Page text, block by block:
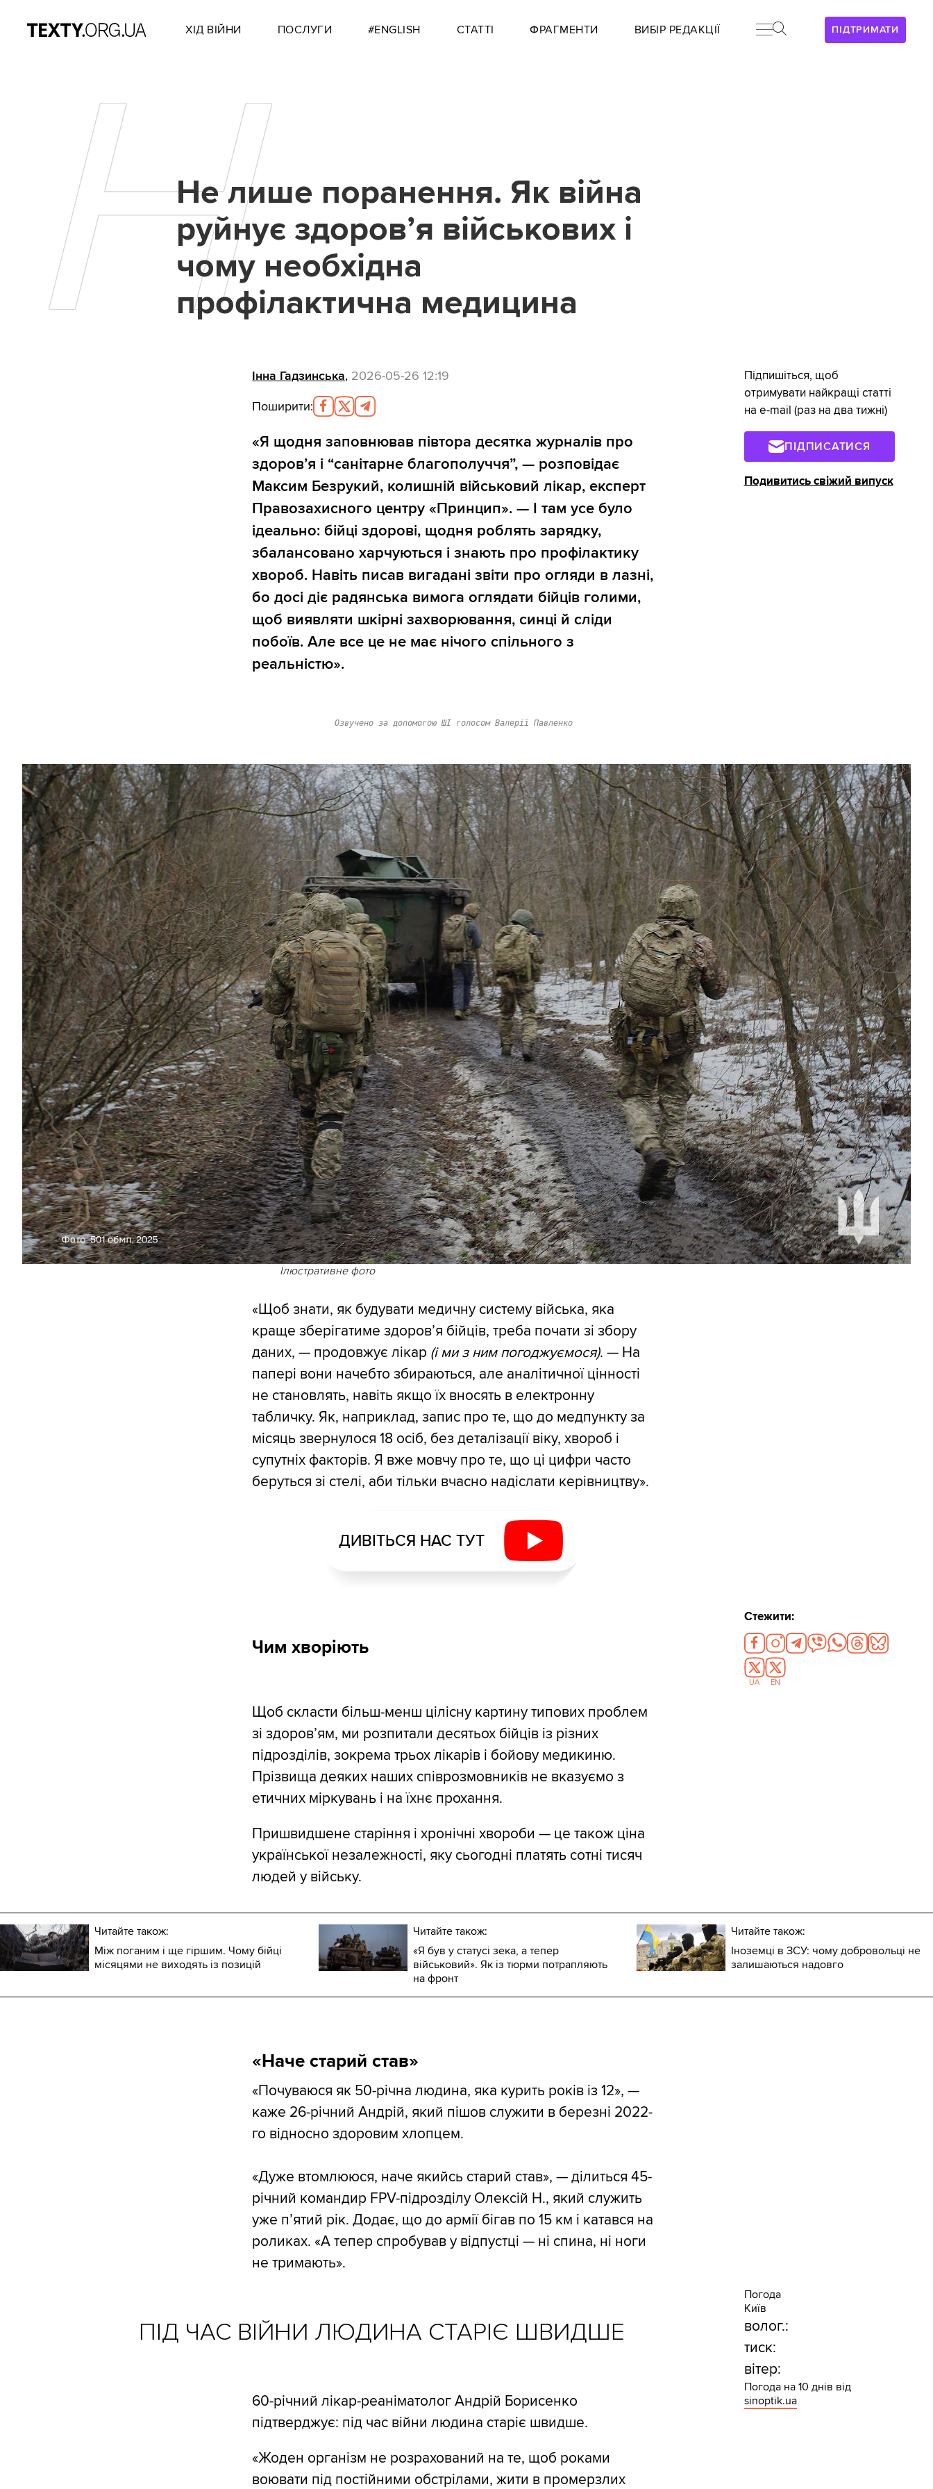
ПІДТРИМАТИ
ХІД ВІЙНИ ПОСЛУГИ #ENGLISH СТАТТІ ФРАГМЕНТИ ВИБІР РЕДАКЦІЇ
ННе лише поранення. Як війна
руйнує здоров’я військових і
чому необхідна
профілактична медицина
Інна Гадзинська, 2026-05-26 12:19
Поширити:
«Я щодня заповнював півтора десятка журналів про
здоров’я і “санітарне благополуччя”, — розповідає
Максим Безрукий, колишній військовий лікар, експерт
Правозахисного центру «Принцип». — І там усе було
ідеально: бійці здорові, щодня роблять зарядку,
збалансовано харчуються і знають про профілактику
хвороб. Навіть писав вигадані звіти про огляди в лазні,
бо досі діє радянська вимога оглядати бійців голими,
щоб виявляти шкірні захворювання, синці й сліди
побоїв. Але все це не має нічого спільного з
реальністю».
Озвучено за допомогою ШІ голосом Валерії Павленко
Ілюстративне фото
«Щоб знати, як будувати медичну систему війська, яка
краще зберігатиме здоров’я бійців, треба почати зі збору
даних, — продовжує лікар (і ми з ним погоджуємося). — На
папері вони начебто збираються, але аналітичної цінності
не становлять, навіть якщо їх вносять в електронну
табличку. Як, наприклад, запис про те, що до медпункту за
місяць звернулося 18 осіб, без деталізації віку, хвороб і
супутніх факторів. Я вже мовчу про те, що ці цифри часто
беруться зі стелі, аби тільки вчасно надіслати керівництву».
ДИВІТЬСЯ НАС ТУТ
Чим хворіють
Щоб скласти більш-менш цілісну картину типових проблем
зі здоровʼям, ми розпитали десятьох бійців із різних
підрозділів, зокрема трьох лікарів і бойову медикиню.
Прізвища деяких наших співрозмовників не вказуємо з
етичних міркувань і на їхнє прохання.
Пришвидшене старіння і хронічні хвороби — це також ціна
української незалежності, яку сьогодні платять сотні тисяч
людей у війську.
Читайте також:
Між поганим і ще гіршим. Чому бійці
місяцями не виходять із позицій
Читайте також:
«Я був у статусі зека, а тепер
військовий». Як із тюрми потрапляють
на фронт
Читайте також:
Іноземці в ЗСУ: чому добровольці не
залишаються надовго
«Наче старий став»
«Почуваюся як 50-річна людина, яка курить років із 12», —
каже 26-річний Андрій, який пішов служити в березні 2022-
го відносно здоровим хлопцем.
«Дуже втомлююся, наче якийсь старий став», — ділиться 45-
річний командир FPV-підрозділу Олексій Н., який служить
уже пʼятий рік. Додає, що до армії бігав по 15 км і катався на
роликах. «А тепер спробував у відпустці — ні спина, ні ноги
не тримають».
ПІД ЧАС ВІЙНИ ЛЮДИНА СТАРІЄ ШВИДШЕ
60-річний лікар-реаніматолог Андрій Борисенко
підтверджує: під час війни людина старіє швидше.
«Жоден організм не розрахований на те, щоб роками
воювати під постійними обстрілами, жити в промерзлих
Підпишіться, щоб
отримувати найкращі статті
на e-mail (раз на два тижні)
ПІДПИСАТИСЯ
Подивитись свіжий випуск
Стежити:
UA EN
Погода
Київ
волог.:
тиск:
вітер:
Погода на 10 днів від
sinoptik.ua